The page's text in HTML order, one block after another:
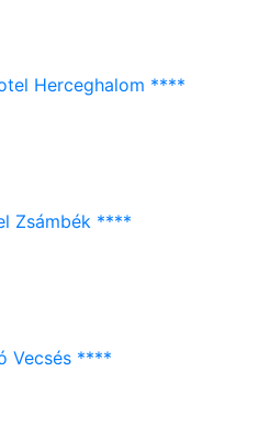
Herceghalom ****
Zsámbék ****
Vecsés ****